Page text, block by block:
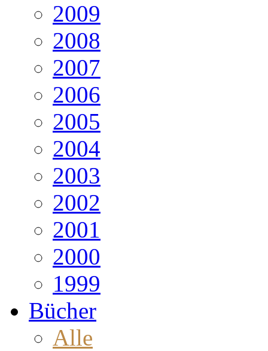
2009
2008
2007
2006
2005
2004
2003
2002
2001
2000
1999
Bücher
Alle